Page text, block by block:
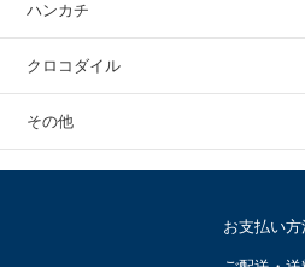
ハンカチ
クロコダイル
その他
お支払い方